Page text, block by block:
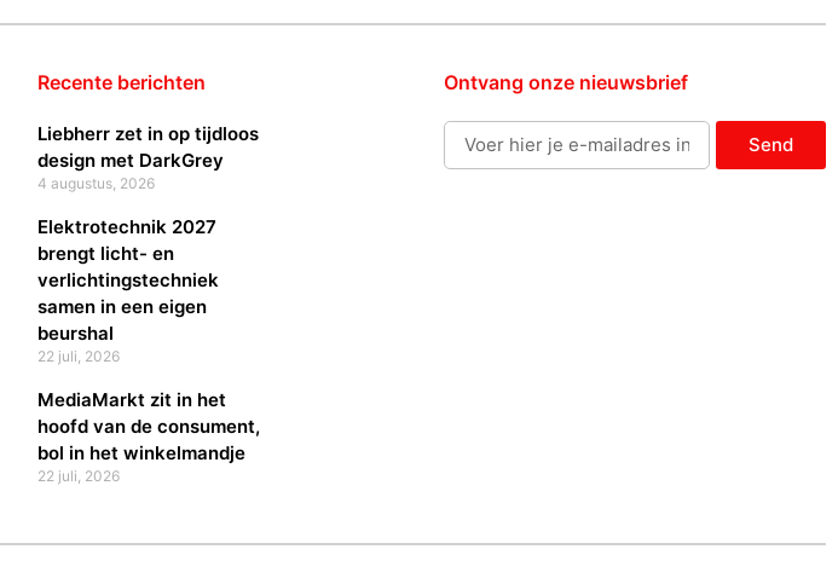
Recente berichten Ontvang onze nieuwsbrief
Liebherr zet in op tijdloos
design met DarkGrey
4 augustus, 2026
Elektrotechnik 2027
brengt licht- en
verlichtingstechniek
samen in een eigen
beurshal
22 juli, 2026
MediaMarkt zit in het
hoofd van de consument,
bol in het winkelmandje
22 juli, 2026
Send